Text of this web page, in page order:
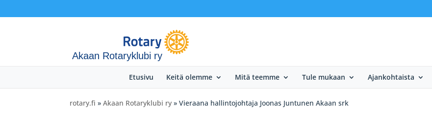
Akaan Rotaryklubi ry
Etusivu Keitä olemme Mitä teemme Tule mukaan Ajankohtaista
rotary.fi » Akaan Rotaryklubi ry » Vieraana hallintojohtaja Joonas Juntunen Akaan srk